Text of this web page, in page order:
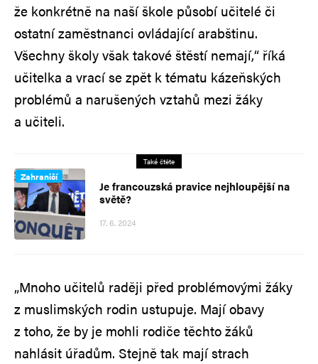
že konkrétně na naší škole působí učitelé či
ostatní zaměstnanci ovládající arabštinu.
Všechny školy však takové štěstí nemají,“ říká
učitelka a vrací se zpět k tématu kázeňských
problémů a narušených vztahů mezi žáky
a učiteli.
Také čtěte
Zahraničí
Je francouzská pravice nejhloupější na
světě?
17. 6. 2024
„Mnoho učitelů raději před problémovými žáky
z muslimských rodin ustupuje. Mají obavy
z toho, že by je mohli rodiče těchto žáků
nahlásit úřadům. Stejně tak mají strach